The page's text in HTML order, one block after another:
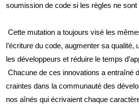
soumission de code si les règles ne
Cette mutation a toujours visé les m
l’écriture du code, augmenter sa qualité,
les développeurs et réduire le temps
Chacune de ces innovations a entraîné
craintes dans la communauté des
nos aînés qui écrivaient chaque